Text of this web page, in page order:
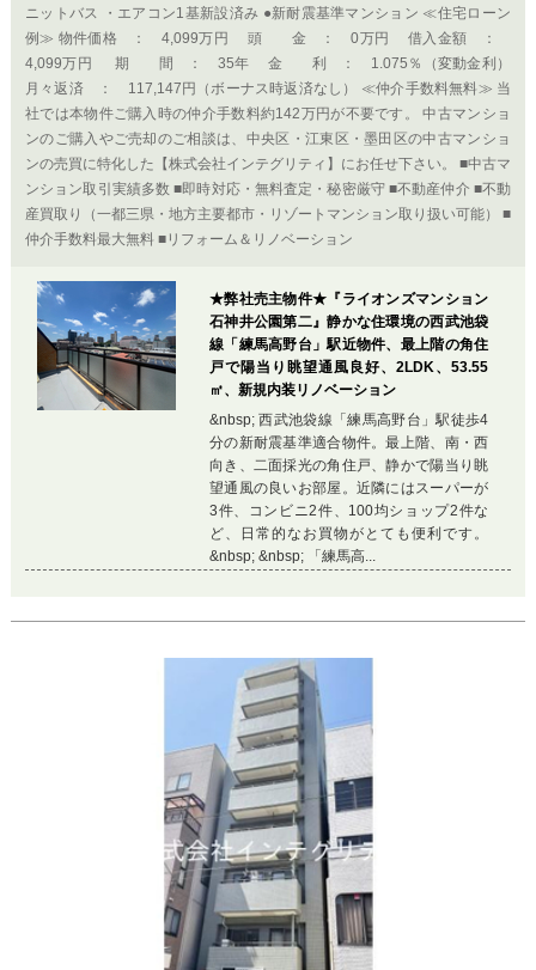
ニットバス ・エアコン1基新設済み ●新耐震基準マンション ≪住宅ローン
例≫ 物件価格 ： 4,099万円 頭 金 ： 0万円 借入金額 ：
4,099万円 期 間 ： 35年 金 利 ： 1.075％（変動金利）
月々返済 ： 117,147円（ボーナス時返済なし） ≪仲介手数料無料≫ 当
社では本物件ご購入時の仲介手数料約142万円が不要です。 中古マンショ
ンのご購入やご売却のご相談は、中央区・江東区・墨田区の中古マンショ
ンの売買に特化した【株式会社インテグリティ】にお任せ下さい。 ■中古マ
ンション取引実績多数 ■即時対応・無料査定・秘密厳守 ■不動産仲介 ■不動
産買取り（一都三県・地方主要都市・リゾートマンション取り扱い可能） ■
仲介手数料最大無料 ■リフォーム＆リノベーション
★弊社売主物件★『ライオンズマンション
石神井公園第二』静かな住環境の西武池袋
線「練馬高野台」駅近物件、最上階の角住
戸で陽当り眺望通風良好、2LDK、53.55
㎡、新規内装リノベーション
&nbsp; 西武池袋線「練馬高野台」駅徒歩4
分の新耐震基準適合物件。最上階、南・西
向き、二面採光の角住戸、静かで陽当り眺
望通風の良いお部屋。近隣にはスーパーが
3件、コンビニ2件、100均ショップ2件な
ど、日常的なお買物がとても便利です。
&nbsp; &nbsp; 「練馬高...
Previous